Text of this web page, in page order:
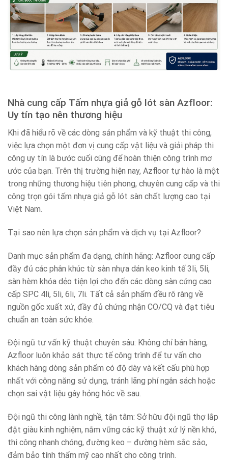
Nhà cung cấp Tấm nhựa giả gỗ lót sàn Azfloor:
Uy tín tạo nên thương hiệu
Khi đã hiểu rõ về các dòng sản phẩm và kỹ thuật thi công,
việc lựa chọn một đơn vị cung cấp vật liệu và giải pháp thi
công uy tín là bước cuối cùng để hoàn thiện công trình mơ
ước của bạn. Trên thị trường hiện nay, Azfloor tự hào là một
trong những thương hiệu tiên phong, chuyên cung cấp và thi
công trọn gói tấm nhựa giả gỗ lót sàn chất lượng cao tại
Việt Nam.
Tại sao nên lựa chọn sản phẩm và dịch vụ tại Azfloor?
Danh mục sản phẩm đa dạng, chính hãng: Azfloor cung cấp
đầy đủ các phân khúc từ sàn nhựa dán keo kinh tế 3li, 5li,
sàn hèm khóa dẻo tiện lợi cho đến các dòng sàn cứng cao
cấp SPC 4li, 5li, 6li, 7li. Tất cả sản phẩm đều rõ ràng về
nguồn gốc xuất xứ, đầy đủ chứng nhận CO/CQ và đạt tiêu
chuẩn an toàn sức khỏe.
Đội ngũ tư vấn kỹ thuật chuyên sâu: Không chỉ bán hàng,
Azfloor luôn khảo sát thực tế công trình để tư vấn cho
khách hàng dòng sản phẩm có độ dày và kết cấu phù hợp
nhất với công năng sử dụng, tránh lãng phí ngân sách hoặc
chọn sai vật liệu gây hỏng hóc về sau.
Đội ngũ thi công lành nghề, tận tâm: Sở hữu đội ngũ thợ lắp
đặt giàu kinh nghiệm, nắm vững các kỹ thuật xử lý nền khó,
thi công nhanh chóng, đường keo – đường hèm sắc sảo,
đảm bảo tính thẩm mỹ cao nhất cho công trình.